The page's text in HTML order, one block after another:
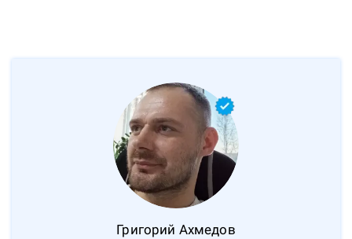
Григорий Ахмедов